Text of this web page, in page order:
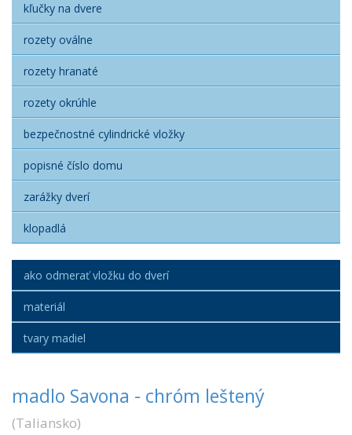
kľučky na dvere
rozety oválne
rozety hranaté
rozety okrúhle
bezpečnostné cylindrické vložky
popisné číslo domu
zarážky dverí
klopadlá
ako odmerať vložku do dverí
materiál
tvary madiel
madlo Savona - chróm leštený
(Taliansko)